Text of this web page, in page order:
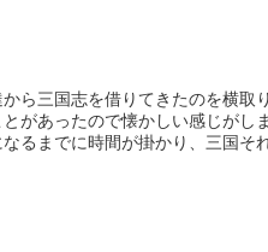
ら三国志を借りてきたのを横取
があったので懐かしい感じが
るまでに時間が掛かり、三国そ